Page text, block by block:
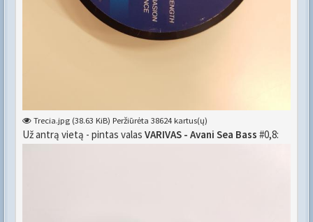
Trecia.jpg (38.63 KiB) Peržiūrėta 38624 kartus(ų)
Už antrą vietą - pintas valas VARIVAS - Avani Sea Bass #0,8: